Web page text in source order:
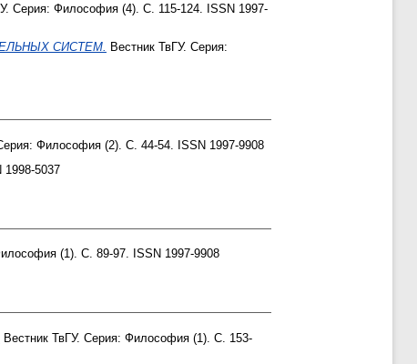
Серия: Философия (4). С. 115-124. ISSN 1997-
СИСТЕМ. Вестник ТвГУ. Серия:
Философия (2). С. 44-54. ISSN 1997-9908
1998-5037
(1). С. 89-97. ISSN 1997-9908
Вестник ТвГУ. Серия: Философия (1). С. 153-